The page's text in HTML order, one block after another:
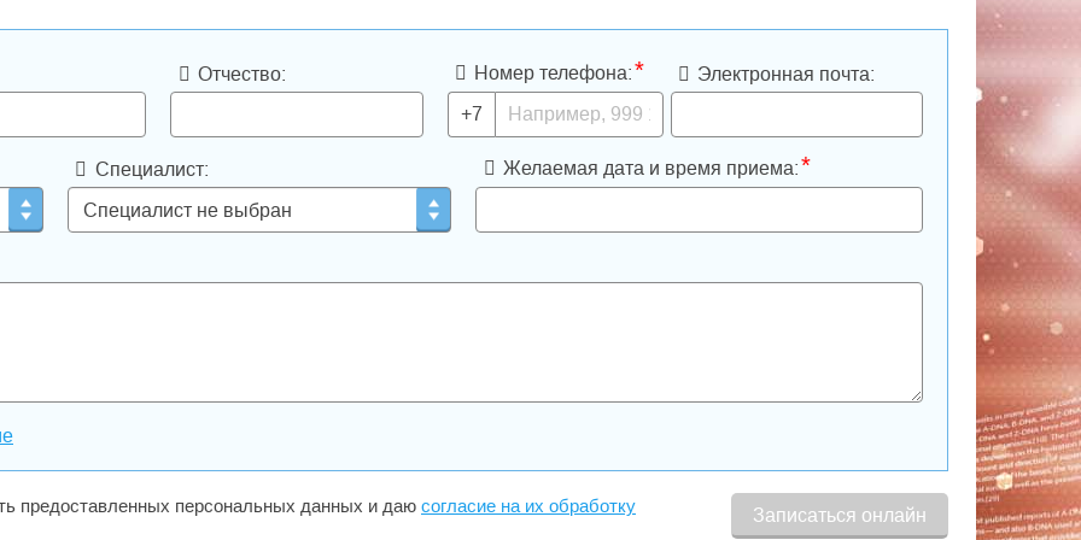
диагностике,
Также мы осуществляем
и практическую
и расшифровке
ведущих мировых и
Rad, Beckman Coulter и др. В своей
В лабораториях CMD
положений и документов
химии и гематологии и
Отчество: Номер телефона:*
+7
Электронная почта:
Специалист: Желаемая дата и время приема:*
предоставленных персональных данных и даю согласие на их обработку